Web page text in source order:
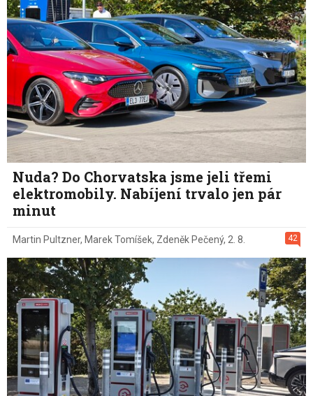
Nuda? Do Chorvatska jsme jeli třemi
elektromobily. Nabíjení trvalo jen pár
minut
42
Martin Pultzner, Marek Tomíšek, Zdeněk Pečený, 2. 8.